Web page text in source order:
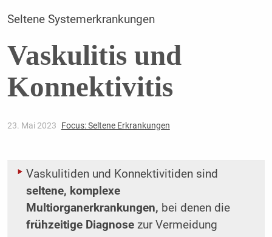
Seltene Systemerkrankungen
Vaskulitis und
Konnektivitis
23. Mai 2023 Focus: Seltene Erkrankungen
Vaskulitiden und Konnektivitiden sind
seltene, komplexe
Multiorganerkrankungen, bei denen die
frühzeitige Diagnosezur Vermeidung